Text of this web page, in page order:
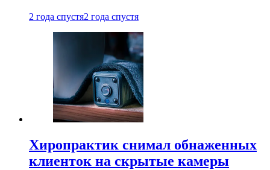
2 года спустя2 года спустя
Хиропрактик снимал обнаженных
клиенток на скрытые камеры